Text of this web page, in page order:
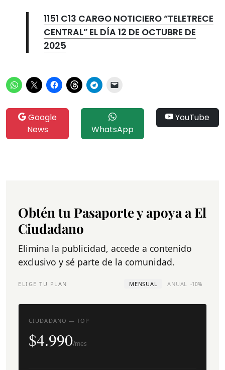
1151 C13 CARGO NOTICIERO “TELETRECE
CENTRAL” EL DÍA 12 DE OCTUBRE DE
2025
Google
News
WhatsApp
YouTube
Obtén tu Pasaporte y apoya a El
Ciudadano
Elimina la publicidad, accede a contenido
exclusivo y sé parte de la comunidad.
ELIGE TU PLAN MENSUAL ANUAL -10%
CIUDADANO — TOP
$4.990/mes